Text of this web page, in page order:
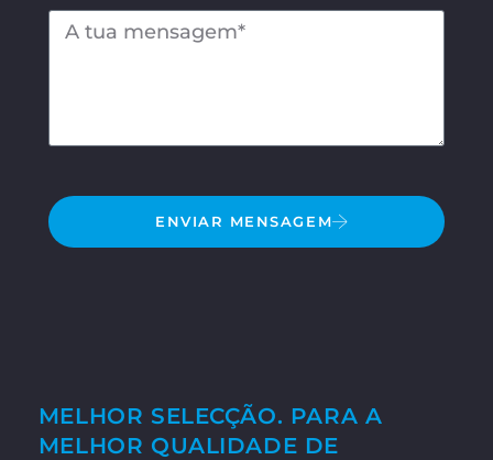
ENVIAR MENSAGEM
MELHOR SELECÇÃO. PARA A
MELHOR QUALIDADE DE